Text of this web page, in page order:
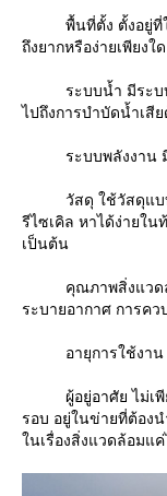
พื้นที่ตั้ง ตั้งอยู่ที่ใด
ถึงยากหรือง่ายเพียงใด
ระบบน้ำ มีระบบบ
ไปถึงการบำบัดน้ำเสี
ระบบพลังงาน มีก
วัสดุ ใช้วัสดุแบบไ
รีไซเคิล หาได้ง่ายใน
เป็นต้น
คุณภาพสิ่งแวดล้อ
ระบายอากาศ การค
อายุการใช้งาน ตั้
ผู้อยู่อาศัย ไม่เพีย
รอบ อยู่ในข่ายที่ต้อง
นเรื่องสิ่งแวดล้อมแ